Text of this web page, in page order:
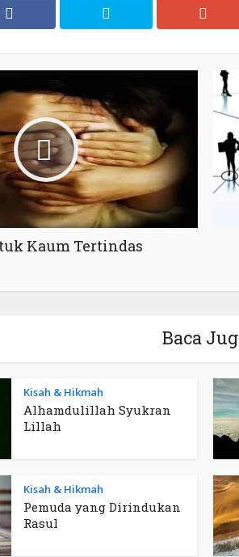
Kaum Tertindas
Baca
Kisah & Hikmah
Alhamdulillah Syukran
Lillah
Kisah & Hikmah
Pemuda yang Dirindukan
Rasul